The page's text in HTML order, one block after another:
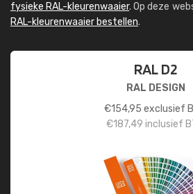
fysieke RAL-kleurenwaaier. Op deze
RAL-kleurenwaaier bestellen.
RAL D2
RAL DESIGN
€154,95 exclusief
€187,49 inclusief